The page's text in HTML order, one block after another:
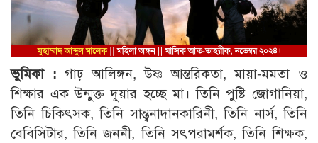
ভুমিকা : গাঢ় আলিঙ্গন, উষ্ণ আন্তরিকতা, মায়া-মমতা ও
শিক্ষার এক উন্মুক্ত দুয়ার হচ্ছে মা। তিনি পুষ্টি জোগানিয়া,
তিনি চিকিৎসক, তিনি সান্ত্বনাদানকারিনী, তিনি নার্স, তিনি
বেবিসিটার, তিনি জননী, তিনি সৎপরামর্শক, তিনি শিক্ষক,